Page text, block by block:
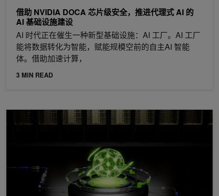
借助 NVIDIA DOCA 芯片级安全，推进代理式 AI 的
AI 基础设施建设
AI 时代正在催生一种新型基础设施：AI 工厂。AI 工厂
能将数据转化为智能，赋能规模空前的自主AI 智能
体。借助加速计算，
3 MIN READ
DynoSim：模拟帕累托前沿